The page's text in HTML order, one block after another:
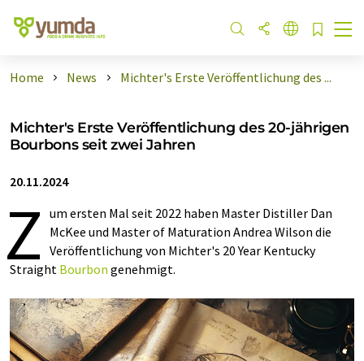
Home News Michter's Erste Veröffentlichung des ...
Michter's Erste Veröffentlichung des 20-jährigen
Bourbons seit zwei Jahren
20.11.2024
Z um ersten Mal seit 2022 haben Master Distiller Dan
McKee und Master of Maturation Andrea Wilson die
Veröffentlichung von Michter's 20 Year Kentucky
Straight Bourbon genehmigt.